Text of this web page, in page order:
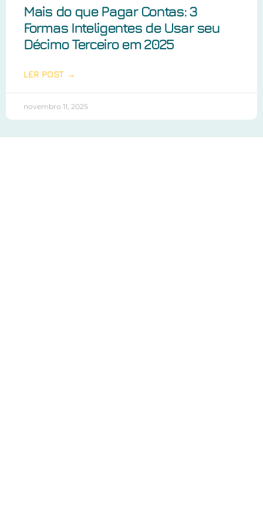
Mais do que Pagar Contas: 3
Formas Inteligentes de Usar seu
Décimo Terceiro em 2025
LER POST →
novembro 11, 2025